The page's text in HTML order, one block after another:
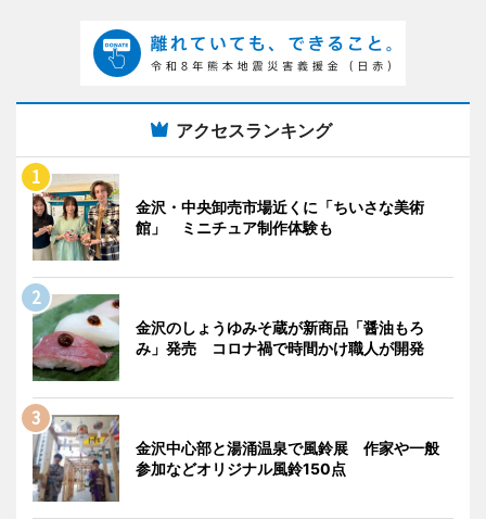
アクセスランキング
金沢・中央卸売市場近くに「ちいさな美術
館」 ミニチュア制作体験も
金沢のしょうゆみそ蔵が新商品「醤油もろ
み」発売 コロナ禍で時間かけ職人が開発
金沢中心部と湯涌温泉で風鈴展 作家や一般
参加などオリジナル風鈴150点